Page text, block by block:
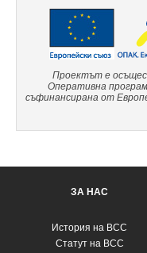
Проектът е
Оперативна
съфинансирана от
ЗА НАС
История на ВСС
Статут на ВСС